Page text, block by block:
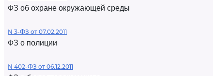
ФЗ об охране окружающей среды
N 3-ФЗ от 07.02.2011
ФЗ о полиции
N 402-ФЗ от 06.12.2011